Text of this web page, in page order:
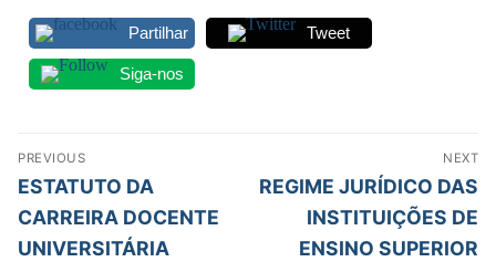
PRÉ-ESCOLAR
2º/3º CEB / SECUNDÁRIO
ENSINO ARTÍSTICO
EDUCAÇÃO ESPECIAL
Partilhar Tweet
Siga-nos
Navegação
de
artigos
PREVIOUS
Previous
post:
ESTATUTO DA
CARREIRA DOCENTE
UNIVERSITÁRIA
NEXT
Next
REGIME JURÍDICO DAS
INSTITUIÇÕES DE
ENSINO SUPERIOR